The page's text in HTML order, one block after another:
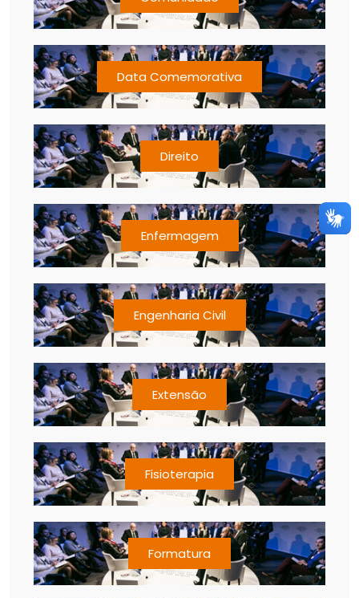
Data Comemorativa
Direito
Enfermagem
Engenharia Civil
Extensão
Fisioterapia
Formatura